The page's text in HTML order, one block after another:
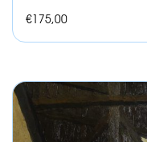
€ 175,00